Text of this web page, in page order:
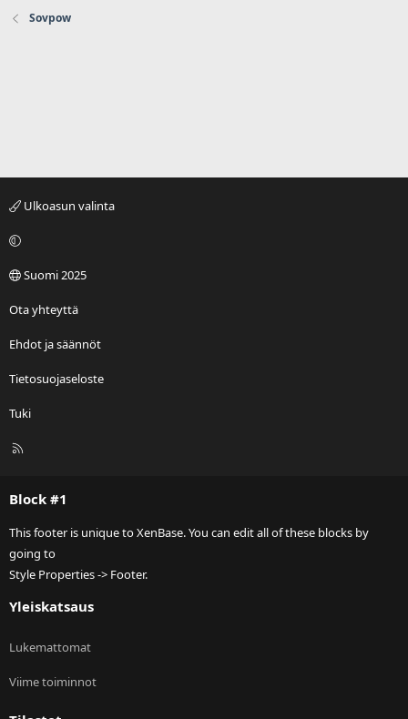
Sovpow
Ulkoasun valinta
Suomi 2025
Ota yhteyttä
Ehdot ja säännöt
Tietosuojaseloste
Tuki
R
Block #1
This footer is unique to XenBase. You can edit all of these blocks by
going to
Style Properties -> Footer.
Yleiskatsaus
Lukemattomat
Viime toiminnot